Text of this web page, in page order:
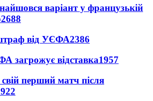
варіант у французькій
2688
від УЄФА2386
загрожує відставка1957
перший матч після